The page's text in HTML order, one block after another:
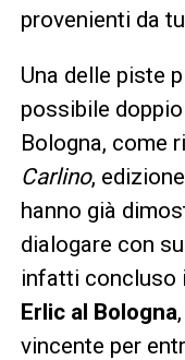
provenienti da
Una delle piste
possibile
Bologna, come
Carlino,
hanno già
dialogare con
infatti concluso
Erlic al Bologna
vincente per